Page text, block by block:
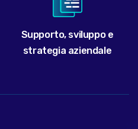
Supporto, sviluppo e
strategia aziendale